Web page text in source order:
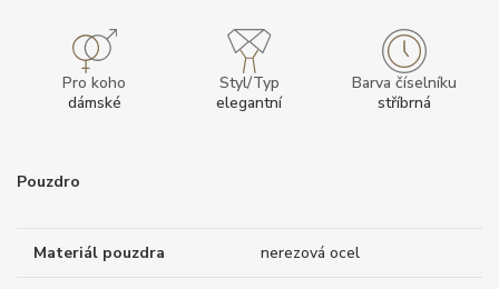
Pro koho
dámské
Styl/Typ
elegantní
Barva číselníku
stříbrná
Pouzdro
Materiál pouzdra nerezová ocel